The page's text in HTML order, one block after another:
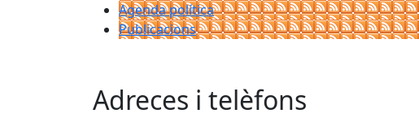
Agenda política
Publicacions
Adreces i telèfons